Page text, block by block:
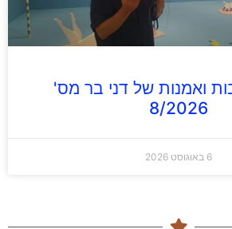
ואמנות של דני בר מס'
8/2026
6 באוגוסט 2026